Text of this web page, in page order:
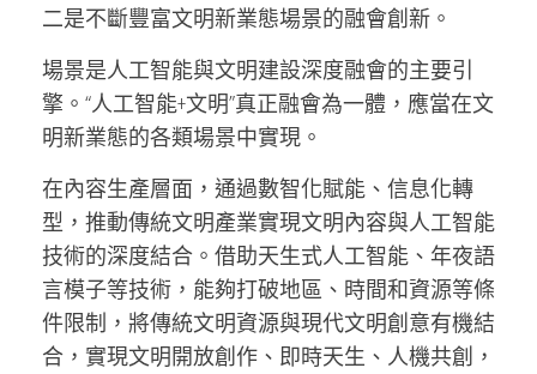
二是不斷豐富文明新業態場景的融會創新。
場景是人工智能與文明建設深度融會的主要引
擎。“人工智能+文明”真正融會為一體，應當在文
明新業態的各類場景中實現。
在內容生產層面，通過數智化賦能、信息化轉
型，推動傳統文明產業實現文明內容與人工智能
技術的深度結合。借助天生式人工智能、年夜語
言模子等技術，能夠打破地區、時間和資源等條
件限制，將傳統文明資源與現代文明創意有機結
合，實現文明開放創作、即時天生、人機共創，